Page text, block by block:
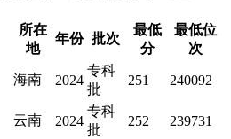
所在
地
年份 批次
最低
分
最低位
次
海南 2024
专科
批
251 240092
云南 2024
专科
批
252 239731